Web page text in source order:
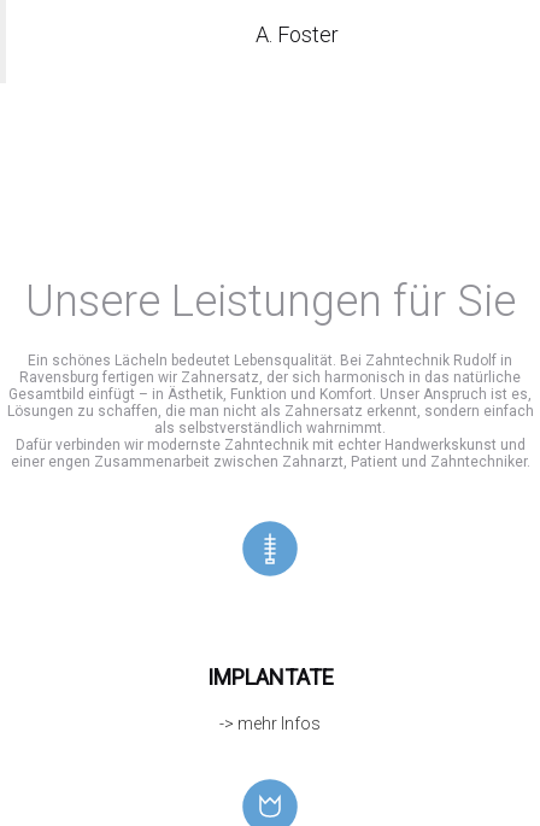
A. Foster
Unsere Leistungen für Sie
Ein schönes Lächeln bedeutet Lebensqualität. Bei Zahntechnik Rudolf in
Ravensburg fertigen wir Zahnersatz, der sich harmonisch in das natürliche
Gesamtbild einfügt – in Ästhetik, Funktion und Komfort. Unser Anspruch ist es,
Lösungen zu schaffen, die man nicht als Zahnersatz erkennt, sondern einfach
als selbstverständlich wahrnimmt.
Dafür verbinden wir modernste Zahntechnik mit echter Handwerkskunst und
einer engen Zusammenarbeit zwischen Zahnarzt, Patient und Zahntechniker.
IMPLANTATE
-> mehr Infos